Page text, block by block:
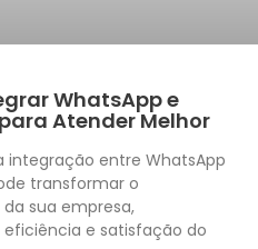
WhatsApp e
Atender Melhor
integração entre WhatsApp
transformar o
sua empresa,
e satisfação do